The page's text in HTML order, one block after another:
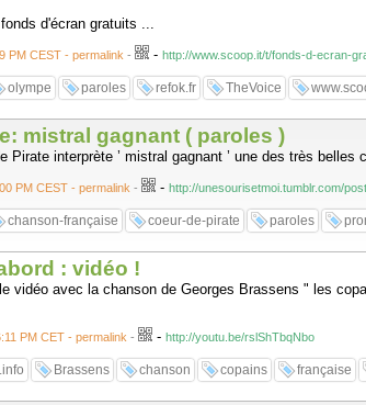
d'écran gratuits ...
PM CEST - permalink - - http://www.scoop.it/t/fonds-d-ecran-
olympe paroles refok.fr TheVoice
mistral gagnant ( paroles )
Pirate interprète ’ mistral gagnant ’ une des très belles
PM CEST - permalink - - http://unesourisetmoi.tumblr.com/
chanson-française coeur-de-pirate paroles
: vidéo !
vidéo avec la chanson de Georges Brassens " les
PM CET - permalink - - http://youtu.be/rslShTbqNbo
Brassens chanson copains française